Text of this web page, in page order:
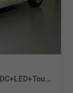
1.0 MPI Sitzheizung+AppConnect+PDC+LED+Touch+Lichtsensor+MultiLenkrad